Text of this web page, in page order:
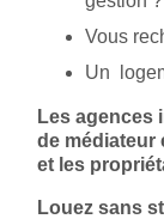
Vous
Un
Les agences
de médiateur
et les
Louez sans